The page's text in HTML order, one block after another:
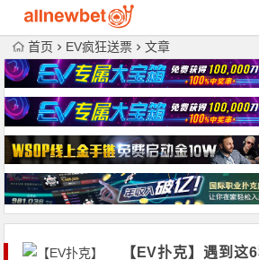
首页 EV疯狂送票 文章
【EV扑克】遇到这